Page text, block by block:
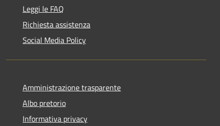
Leggi le FAQ
Richiesta assistenza
Social Media Policy
Amministrazione trasparente
Albo pretorio
Informativa privacy